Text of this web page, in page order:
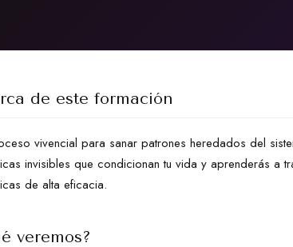
de este formación
vivencial para sanar patrones heredados del
invisibles que condicionan tu vida y aprenderás a
de alta eficacia.
veremos?